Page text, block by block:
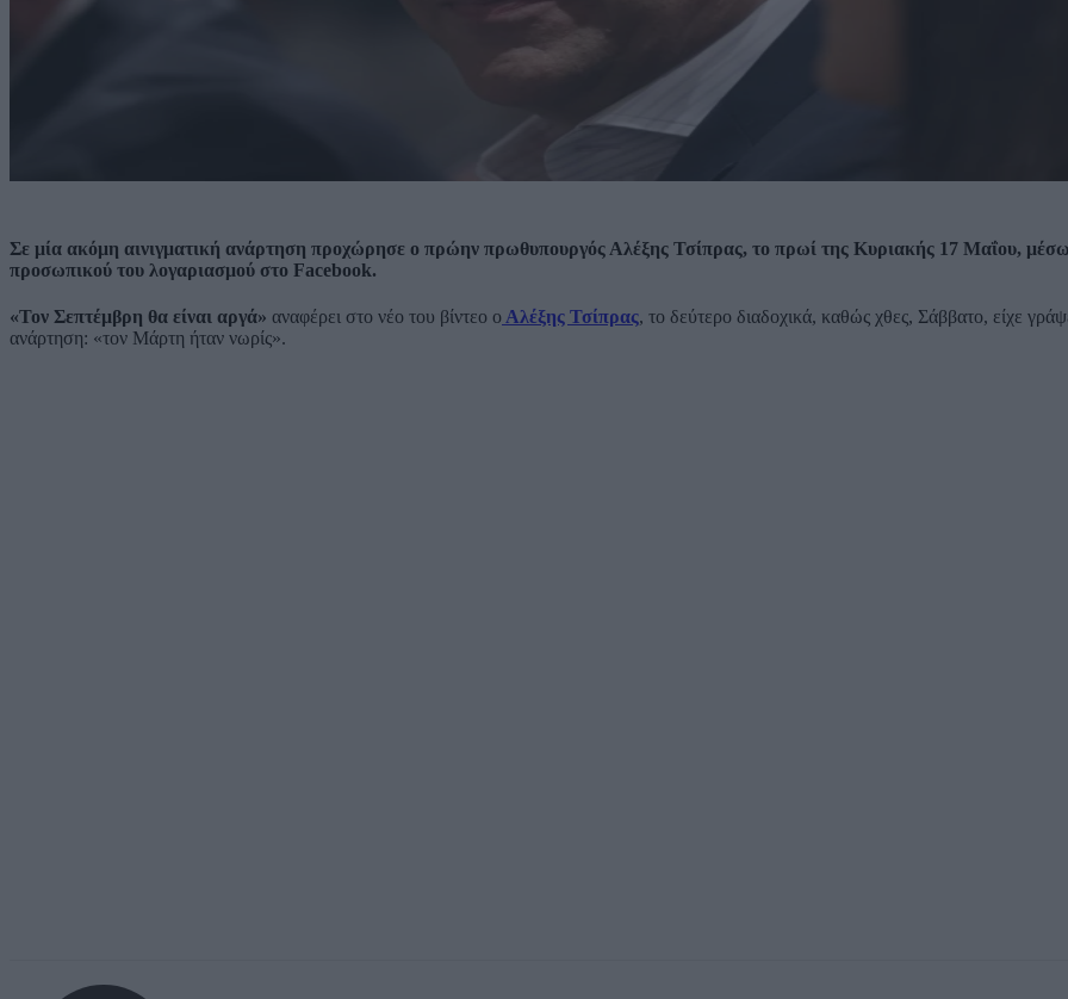
Σε μία ακόμη αινιγματική ανάρτηση προχώρησε ο πρώην πρωθυπουργός Αλέξης Τσίπρας, το πρωί της Κυριακής 17 Μαΐου,
προσωπικού του λογαριασμού στο Facebook.
«Τον Σεπτέμβρη θα είναι αργά» αναφέρει στο νέο του βίντεο ο Αλέξης Τσίπρας, το δεύτερο διαδοχικά, καθώς χθες, Σάββατο, είχε
ανάρτηση: «τον Μάρτη ήταν νωρίς».